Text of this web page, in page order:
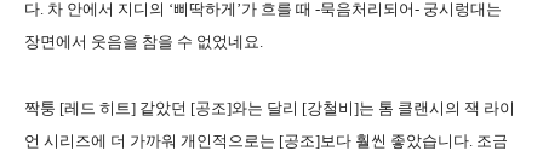
다. 차 안에서 지디의 ‘삐딱하게 ’가 흐를 때 -묵음처리되어- 궁시렁대는
장면에서 웃음을 참을 수 없었네요.
짝퉁 [레드 히트] 같았던 [공조]와는 달리 [강철비]는 톰 클랜시의 잭 라이
언 시리즈에 더 가까워 개인적으로는 [공조]보다 훨씬 좋았습니다. 조금